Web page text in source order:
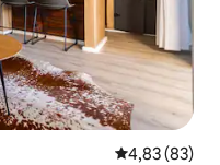
Gemiddelde
4,83 (83)